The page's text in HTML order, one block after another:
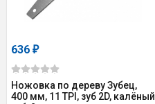
636 ₽
Ножовка по дереву Зубец,
400 мм, 11 TPI, зуб 2D, калёный